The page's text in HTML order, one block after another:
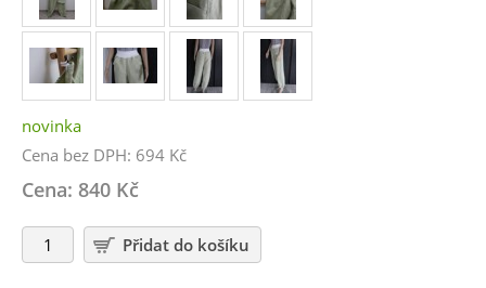
novinka
Cena bez DPH: 694 Kč
Cena: 840 Kč